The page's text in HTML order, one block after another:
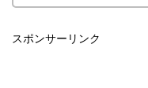
スポンサーリンク